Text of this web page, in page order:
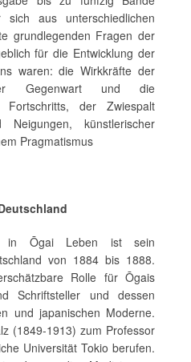
sich aus unterschiedlichen
grundlegenden Fragen der
für die Entwicklung der
waren: die Wirkkräfte der
Gegenwart und die
Fortschritts, der Zwiespalt
künstlerischer
Pragmatismus
in Ōgai Leben ist sein
von 1884 bis 1888.
Rolle für Ōgais
Schriftsteller und dessen
und japanischen Moderne.
(1849-1913) zum Professor
Universität Tokio berufen.